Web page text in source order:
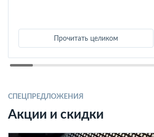
Прочитать целиком
СПЕЦПРЕДЛОЖЕНИЯ
Акции и скидки